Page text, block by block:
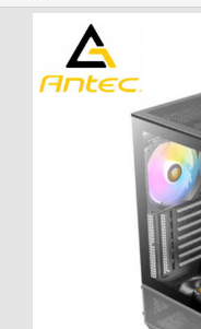
Larger
Image